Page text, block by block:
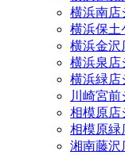
横浜南店
横浜保土
横浜金沢
横浜泉店
横浜緑店
川崎宮前
相模原店
相模原緑
湘南藤沢